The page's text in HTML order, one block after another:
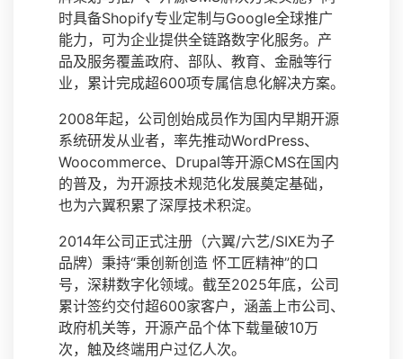
时具备Shopify专业定制与Google全球推广
能力，可为企业提供全链路数字化服务。产
品及服务覆盖政府、部队、教育、金融等行
业，累计完成超600项专属信息化解决方案。
2008年起，公司创始成员作为国内早期开源
系统研发从业者，率先推动WordPress、
Woocommerce、Drupal等开源CMS在国内
的普及，为开源技术规范化发展奠定基础，
也为六翼积累了深厚技术积淀。
2014年公司正式注册（六翼/六艺/SIXE为子
品牌）秉持“秉创新创造 怀工匠精神”的口
号，深耕数字化领域。截至2025年底，公司
累计签约交付超600家客户，涵盖上市公司、
政府机关等，开源产品个体下载量破10万
次，触及终端用户过亿人次。